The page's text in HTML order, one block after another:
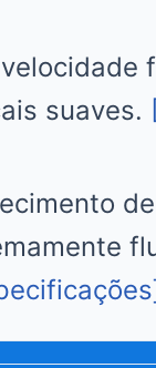
suaves.